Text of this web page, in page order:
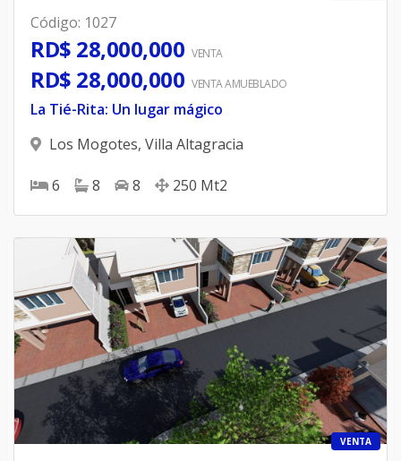
Código: 1027
RD$ 28,000,000 VENTA
RD$ 28,000,000 VENTA AMUEBLADO
La Tié-Rita: Un lugar mágico
Los Mogotes, Villa Altagracia
6 8 8 250 Mt2
VENTA